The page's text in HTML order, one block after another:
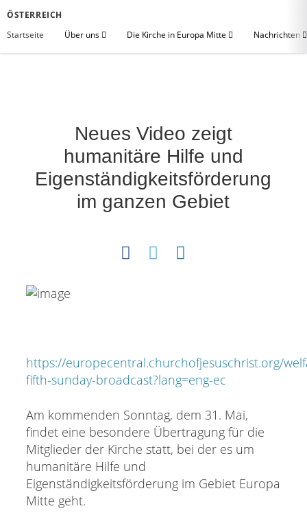
ÖSTERREICH
Startseite
Über uns Die Kirche in Europa Mitte Nachrichten
Neues Video zeigt
humanitäre Hilfe und
Eigenständigkeitsförderung
im ganzen Gebiet
https://europecentral.churchofjesuschrist.org/
fifth-sunday-broadcast?lang=eng-ec
Am kommenden Sonntag, dem 31. Mai,
findet eine besondere Übertragung für die
Mitglieder der Kirche statt, bei der es um
humanitäre Hilfe und
Eigenständigkeitsförderung im Gebiet Europa
Mitte geht.